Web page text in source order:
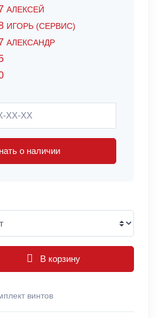
АЛЕКСЕЙ
ИГОРЬ (СЕРВИС)
АЛЕКСАНДР
о наличии
В корзину
винтов